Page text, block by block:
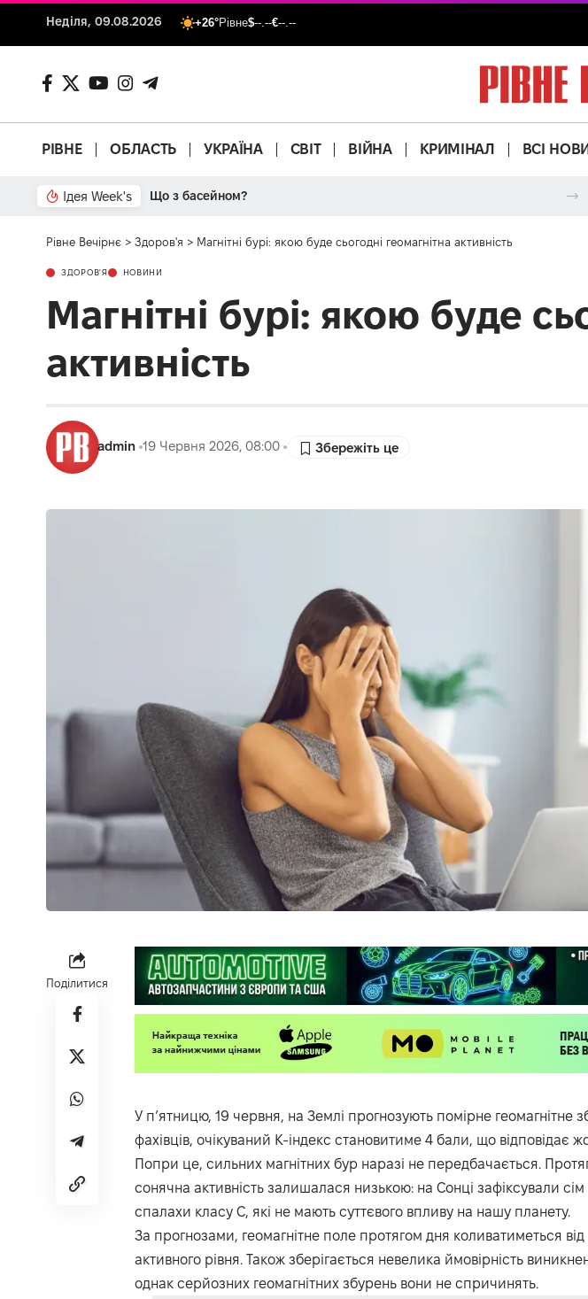
Неділя, 09.08.2026 +26°Рівне$--.--€--.--
РІВНЕ ОБЛАСТЬ УКРАЇНА СВІТ ВІЙНА КРИМІНАЛ ВСІ
Ідея Week's Що з басейном?
Рівне Вечірнє > Здоров'я > Магнітні бурі: якою буде сьогодні геомагнітна активність
ЗДОРОВ'Я НОВИНИ
Магнітні бурі: якою буде
активність
admin 19 Червня 2026, 08:00
Поділитися
У п’ятницю, 19 червня, на Землі прогнозують помірне геомагнітне
фахівців, очікуваний К-індекс становитиме 4 бали, що відповідає
Попри це, сильних магнітних бур наразі не передбачається.
сонячна активність залишалася низькою: на Сонці зафіксували сім
спалахи класу С, які не мають суттєвого впливу на нашу планету.
За прогнозами, геомагнітне поле протягом дня коливатиметься
активного рівня. Також зберігається невелика ймовірність
однак серйозних геомагнітних збурень вони не спричинять.